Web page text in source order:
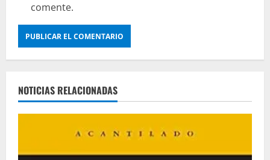
comente.
NOTICIAS RELACIONADAS